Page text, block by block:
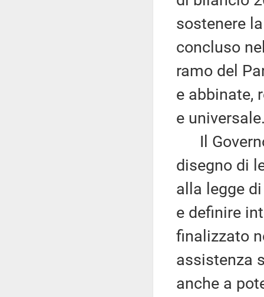
sostenere
concluso
ramo del
e abbinate,
e
Il
disegno di
alla legge
e definire
finalizzato
assistenza
anche a